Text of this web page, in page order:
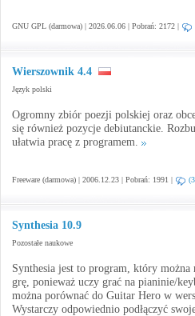
GNU GPL (darmowa) | 2026.06.06 | Pobrań: 2172 |
Wierszownik 4.4
Język polski
Ogromny zbiór poezji polskiej oraz
się również pozycje debiutanckie.
ułatwia pracę z programem.
Freeware (darmowa) | 2006.12.23 | Pobrań: 1991 |
Synthesia 10.9
Pozostałe naukowe
Synthesia jest to program, który
grę, ponieważ uczy grać na pianinie/
można porównać do Guitar Hero w
Wystarczy odpowiednio podłączyć